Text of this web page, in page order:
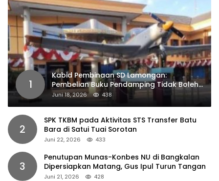
1
Kabid Pembinaan SD Lamongan:
Pembelian Buku Pendamping Tidak Boleh
Dipaksakan
Juni 18, 2026 438
2
SPK TKBM pada Aktivitas STS Transfer Batu
Bara di Satui Tuai Sorotan
Juni 22, 2026 433
3
Penutupan Munas-Konbes NU di Bangkalan
Dipersiapkan Matang, Gus Ipul Turun Tangan
Juni 21, 2026 428